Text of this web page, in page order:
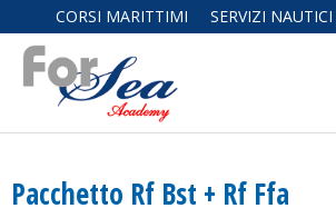
CORSI MARITTIMI SERVIZI NAUTICI
Pacchetto Rf Bst + Rf Ffa